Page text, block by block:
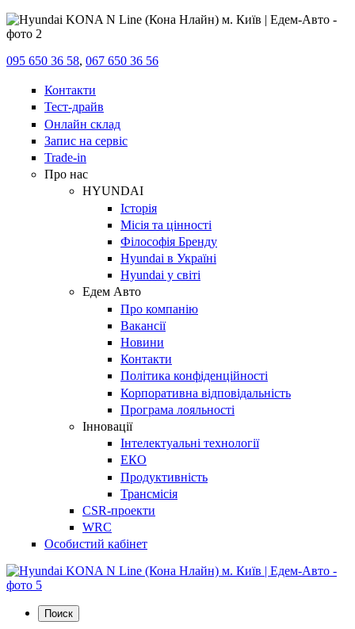
095 650 36 58, 067 650 36 56
Контакти
Тест-драйв
Онлайн склад
Запис на сервіс
Trade-in
Про нас
HYUNDAI
Історія
Місія та цінності
Філософія Бренду
Hyundai в Україні
Hyundai у світі
Едем Авто
Про компанію
Вакансії
Новини
Контакти
Політика конфіденційності
Корпоративна відповідальність
Програма лояльності
Інновації
Інтелектуальні технології
ЕКО
Продуктивність
Трансмісія
CSR-проекти
WRC
Особистий кабінет
Поиск